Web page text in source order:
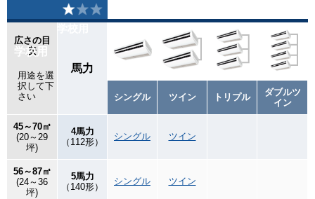
学校用
広さの目
安
用途を選
択して下
さい
馬力
シングル ツイン トリプル
ダブルツ
イン
45～70㎡
(20～29
坪)
4馬力
（112形）
シングル ツイン
56～87㎡
(24～36
坪)
5馬力
（140形）
シングル ツイン